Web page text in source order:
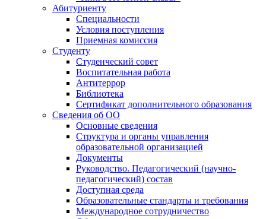
Абитуриенту
Специальности
Условия поступления
Приемная комиссия
Студенту
Студенческий совет
Воспитательная работа
Антитеррор
Библиотека
Сертификат дополнительного образования
Сведения об ОО
Основные сведения
Структура и органы управления
образовательной организацией
Документы
Руководство. Педагогический (научно-
педагогический) состав
Доступная среда
Образовательные стандарты и требования
Международное сотрудничество